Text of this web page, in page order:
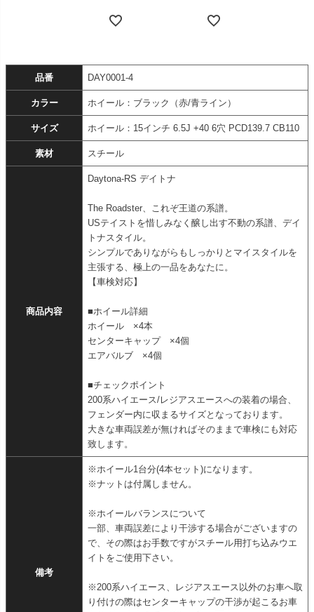
品番 DAY0001-4
カラー ホイール：ブラック（赤/青ライン）
サイズ ホイール：15インチ 6.5J +40 6穴 PCD139.7 CB110
素材 スチール
商品内容
Daytona-RS デイトナ
The Roadster、これぞ王道の系譜。
USテイストを惜しみなく醸し出す不動の系譜、デイ
トナスタイル。
シンプルでありながらもしっかりとマイスタイルを
主張する、極上の一品をあなたに。
【車検対応】
■ホイール詳細
ホイール ×4本
センターキャップ ×4個
エアバルブ ×4個
■チェックポイント
200系ハイエース/レジアスエースへの装着の場合、
フェンダー内に収まるサイズとなっております。
大きな車両誤差が無ければそのままで車検にも対応
致します。
備考
※ホイール1台分(4本セット)になります。
※ナットは付属しません。
※ホイールバランスについて
一部、車両誤差により干渉する場合がございますの
で、その際はお手数ですがスチール用打ち込みウエ
イトをご使用下さい。
※200系ハイエース、レジアスエース以外のお車へ取
り付けの際はセンターキャップの干渉が起こるお車